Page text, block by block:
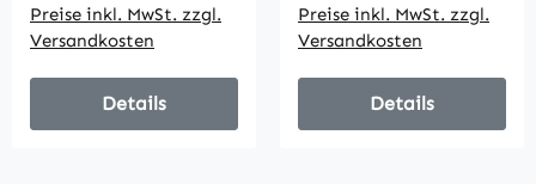
Kinder im Alter von
5-12 Jahren, Weiß
Preise inkl. MwSt. zzgl.
Versandkosten
Details
Handbremse
Scooter Kinder ab 5
Jahre 16 Zoll Grün
139 x 58 x 90-96 cm
Preise inkl. MwSt. zzgl.
Versandkosten
Details